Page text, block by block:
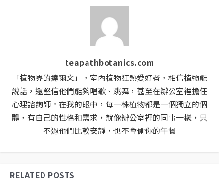
teapathbotanics.com
「植物界的達爾文」，室內植物狂熱愛好者，相信植物能
說話，還堅信他們能夠唱歌、跳舞，甚至在辦公室裡擔任
心理諮詢師。在我的眼中，每一株植物都是一個獨立的個
體，有自己的性格和需求，就像辦公室裡的同事一樣，只
不過他們比較安靜，也不會偷你的午餐
RELATED POSTS